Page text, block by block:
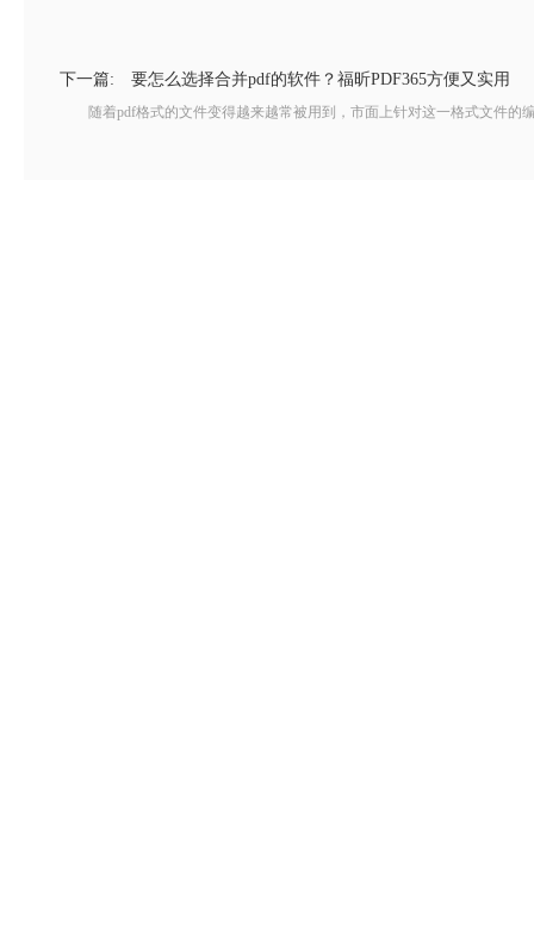
下一篇: 要怎么选择合并pdf的软件？福昕PDF365方便又实用
随着pdf格式的文件变得越来越常被用到，市面上针对这一格式文件的